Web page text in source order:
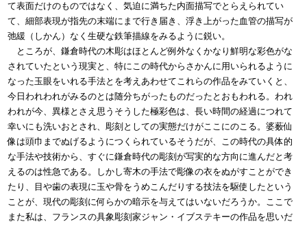
て表面だけのものではなく、気迫に満ちた内面描写でとらえられてい
て、細部表現が指先の末端にまで行き届き、浮き上がった血管の描写が
弛緩（しかん）なく生硬な鉄筆描線をみるように鋭い。
ところが、鎌倉時代の木彫はほとんど例外なくかなり鮮明な彩色がな
されていたという現実と、特にこの時代からさかんに用いられるように
なった玉眼をいれる手法とを考えあわせてこれらの作品をみていくと、
今日われわれがみるのとは随分ちがったものだったとおもわれる。われ
われが今、異様とさえ思うそうした極彩色は、長い時間の経過につれて
幸いにも洗いおとされ、彫刻としての実態だけがここにのこる。婆薮仙
像は頭巾までぬげるようにつくられているそうだが、この時代の具体的
な手法や技術から、すぐに鎌倉時代の彫刻が写実的な方向に進んだと考
えるのは性急である。しかし寄木の手法で彫像の衣をぬがすことができ
たり、目や歯の表現に玉や骨をうめこんだりする技法を駆使したという
ことが、現代の彫刻に何らかの暗示を与えてはいないだろうか。ここで
また私は、フランスの具象彫刻家ジャン・イブステキーの作品を思いだ